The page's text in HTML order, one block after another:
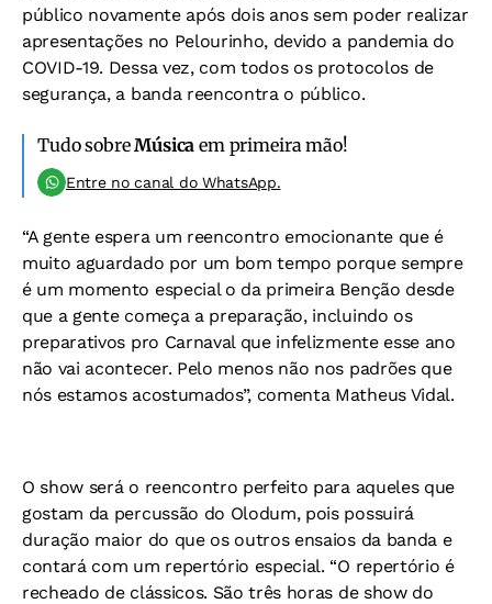
público novamente após dois anos sem poder realizar
apresentações no Pelourinho, devido a pandemia do
COVID-19. Dessa vez, com todos os protocolos de
segurança, a banda reencontra o público.
Tudo sobreMúsica em primeira mão!
Entre no canal do WhatsApp.
“A gente espera um reencontro emocionante que é
muito aguardado por um bom tempo porque sempre
é um momento especial o da primeira Benção desde
que a gente começa a preparação, incluindo os
preparativos pro Carnaval que infelizmente esse ano
não vai acontecer. Pelo menos não nos padrões que
nós estamos acostumados”, comenta Matheus Vidal.
O show será o reencontro perfeito para aqueles que
gostam da percussão do Olodum, pois possuirá
duração maior do que os outros ensaios da banda e
contará com um repertório especial. “O repertório é
recheado de clássicos. São três horas de show do